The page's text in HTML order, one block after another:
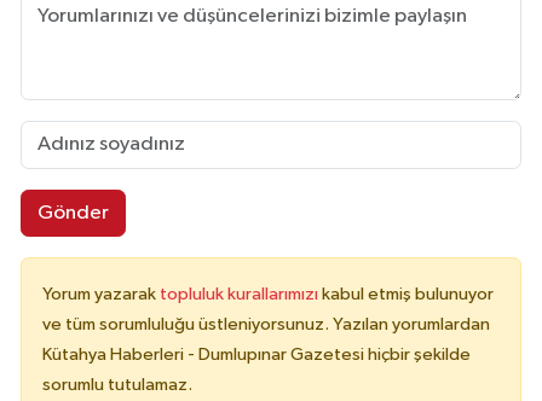
Gönder
Yorum yazarak topluluk kurallarımızı kabul etmiş bulunuyor
ve tüm sorumluluğu üstleniyorsunuz. Yazılan yorumlardan
Kütahya Haberleri - Dumlupınar Gazetesi hiçbir şekilde
sorumlu tutulamaz.